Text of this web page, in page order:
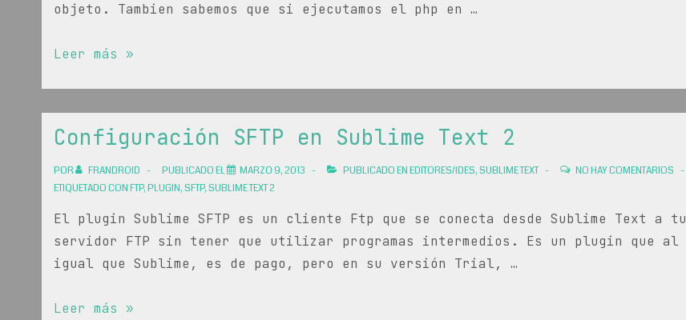
objeto. Tambien sabemos que si ejecutamos el php en …
Ver
un
array
u
objeto
php
el
Leer más »
Configuración SFTP en Sublime Text 2
POR FRANDROID PUBLICADO EL MARZO 9, 2013 PUBLICADO ENEDITORES/IDES,SUBLIME TEXT
NO HAY COMENTARIOS
ETIQUETADO CONFTP,PLUGIN,SFTP,SUBLIME TEXT 2
El plugin Sublime SFTP es un cliente Ftp que se conecta desde Sublime Text a tu
servidor FTP sin tener que utilizar programas intermedios. Es un plugin que al
igual que Sublime, es de pago, pero en su versión Trial, …
Configuración
Leer más »